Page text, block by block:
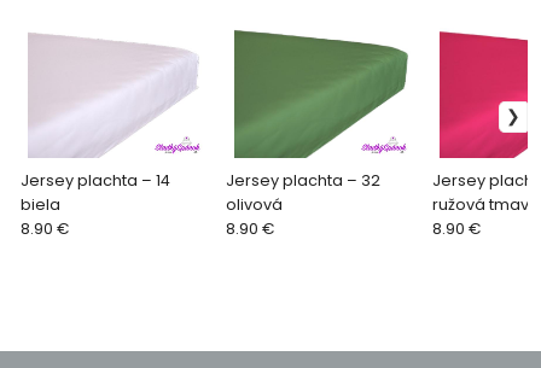
Jersey plachta – 14
biela
8.90 €
Jersey plachta – 32
olivová
8.90 €
Jersey
ružová tmavá
8.90 €